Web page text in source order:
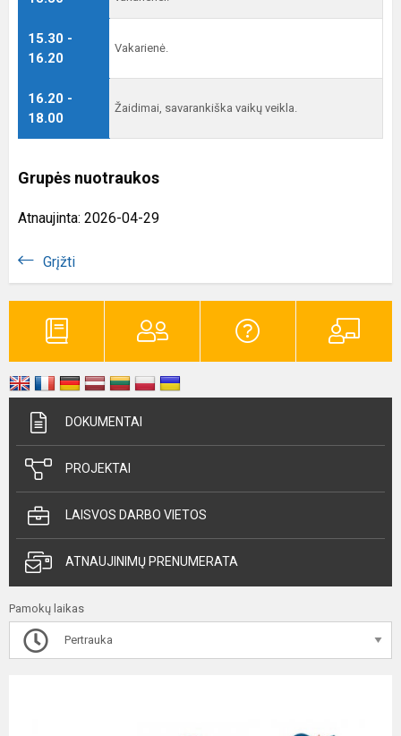
15.30 -
16.20
Vakarienė.
16.20 -
18.00
Žaidimai, savarankiška vaikų veikla.
Grupės nuotraukos
Atnaujinta: 2026-04-29
Grįžti
DOKUMENTAI
PROJEKTAI
LAISVOS DARBO VIETOS
ATNAUJINIMŲ PRENUMERATA
Pamokų laikas
Pertrauka